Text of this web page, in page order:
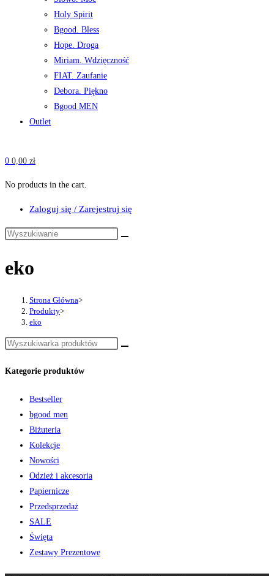
Holy Spirit
Bgood. Bless
Hope. Droga
Miriam. Wdzięczność
FIAT. Zaufanie
Debora. Piękno
Bgood MEN
Outlet
0 0,00 zł
No products in the cart.
Zaloguj się / Zarejestruj się
eko
Strona Główna>
Produkty>
eko
Kategorie produktów
Bestseller
bgood men
Biżuteria
Kolekcje
Nowości
Odzież i akcesoria
Papiernicze
Przedsprzedaż
SALE
Święta
Zestawy Prezentowe